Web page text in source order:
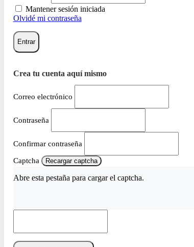
Mantener sesión iniciada
Olvidé mi contraseña
Entrar
Crea tu cuenta aquí mismo
Correo electrónico
Contraseña
Confirmar contraseña
Captcha Recargar captcha
Abre esta pestaña para cargar el captcha.